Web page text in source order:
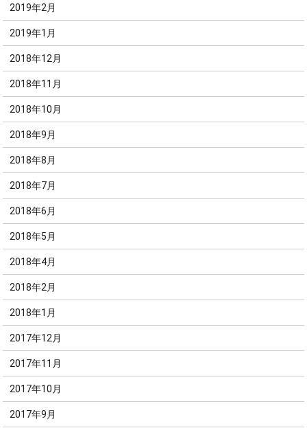
2019年2月
2019年1月
2018年12月
2018年11月
2018年10月
2018年9月
2018年8月
2018年7月
2018年6月
2018年5月
2018年4月
2018年2月
2018年1月
2017年12月
2017年11月
2017年10月
2017年9月